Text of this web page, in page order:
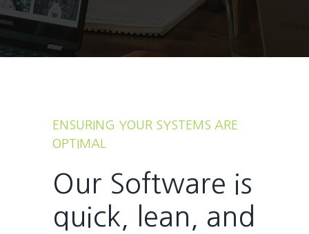
ENSURING YOUR SYSTEMS ARE
OPTIMAL
Our Software is
quick, lean, and